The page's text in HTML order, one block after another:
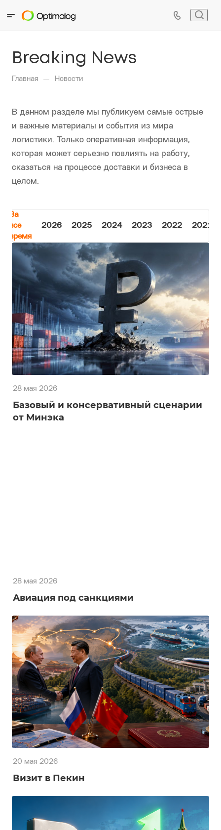
Breaking News
Главная — Новости
В данном разделе мы публикуем самые острые
и важные материалы и события из мира
логистики. Только оперативная информация,
которая может серьезно повлиять на работу,
сказаться на процессе доставки и бизнеса в
целом.
За
все
время
2026 2025 2024 2023 2022 2021
28 мая 2026
Базовый и консервативный сценарии
от Минэка
28 мая 2026
Авиация под санкциями
20 мая 2026
Визит в Пекин